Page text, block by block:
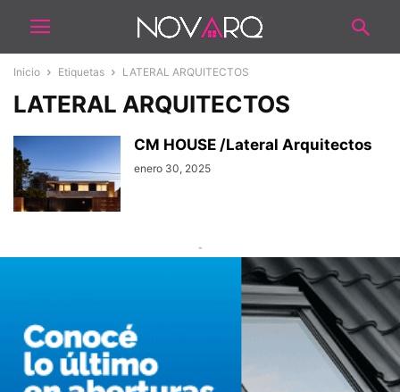
Inicio Etiquetas LATERAL ARQUITECTOS
LATERAL ARQUITECTOS
CM HOUSE /Lateral Arquitectos
enero 30, 2025
-